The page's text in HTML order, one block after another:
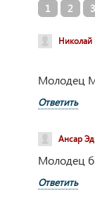
1 2 3
Николай
Молодец
Ответить
Ансар
Молодец
Ответить